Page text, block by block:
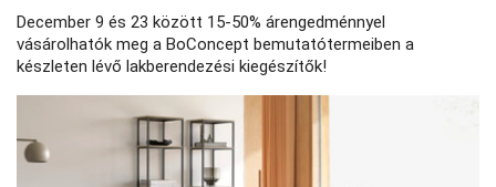
December 9 és 23 között 15-50% árengedménnyel
vásárolhatók meg a BoConcept bemutatótermeiben a
készleten lévő lakberendezési kiegészítők!